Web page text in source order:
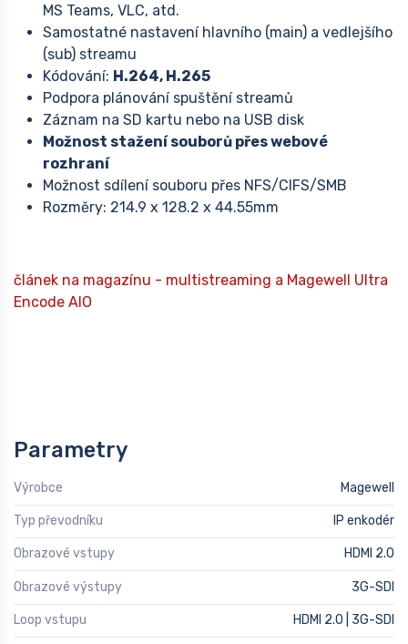
MS Teams, VLC, atd.
Samostatné nastavení hlavního (main) a vedlejšího
(sub) streamu
Kódování: H.264, H.265
Podpora plánování spuštění streamů
Záznam na SD kartu nebo na USB disk
Možnost stažení souborů přes webové
rozhraní
Možnost sdílení souboru přes NFS/CIFS/SMB
Rozměry: 214.9 x 128.2 x 44.55mm
článek na magazínu - multistreaming a Magewell Ultra
Encode AIO
Parametry
Výrobce Magewell
Typ převodníku IP enkodér
Obrazové vstupy HDMI 2.0
Obrazové výstupy 3G-SDI
Loop vstupu HDMI 2.0 | 3G-SDI